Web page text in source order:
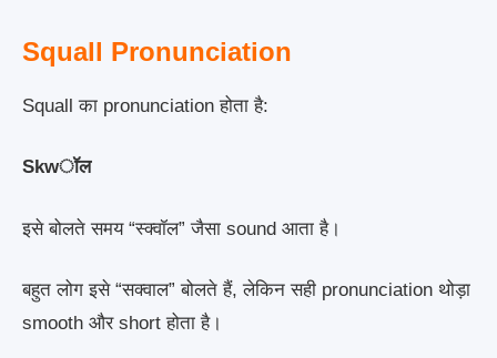
Squall Pronunciation
Squall का pronunciation होता है:
Skwॉल
इसे बोलते समय “स्क्वॉल” जैसा sound आता है।
बहुत लोग इसे “सक्वाल” बोलते हैं, लेकिन सही pronunciation थोड़ा
smooth और short होता है।